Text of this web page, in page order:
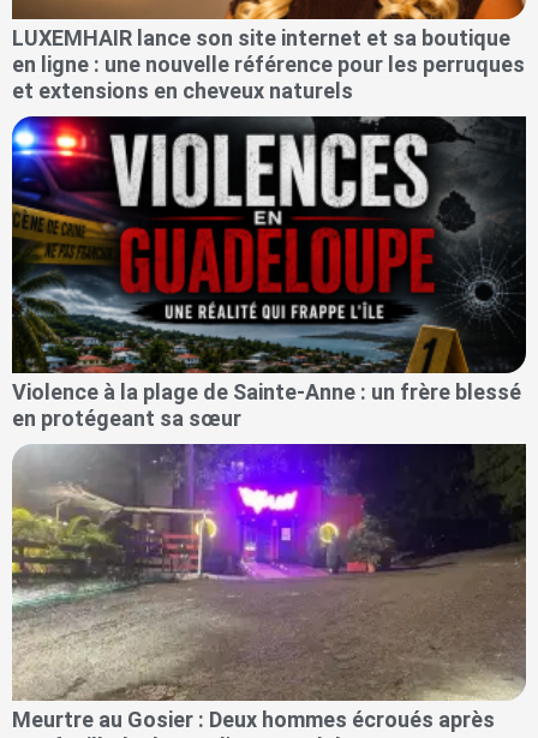
LUXEMHAIR lance son site internet et sa boutique
en ligne : une nouvelle référence pour les perruques
et extensions en cheveux naturels
Violence à la plage de Sainte-Anne : un frère blessé
en protégeant sa sœur
Meurtre au Gosier : Deux hommes écroués après